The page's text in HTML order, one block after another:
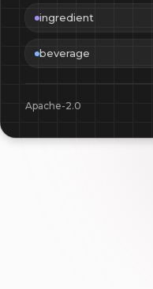
ingredient
beverage
Apache-2.0